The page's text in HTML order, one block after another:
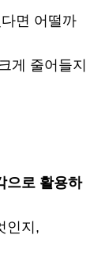
면 어떨까
게 줄어들지
으로 활용하
인지,